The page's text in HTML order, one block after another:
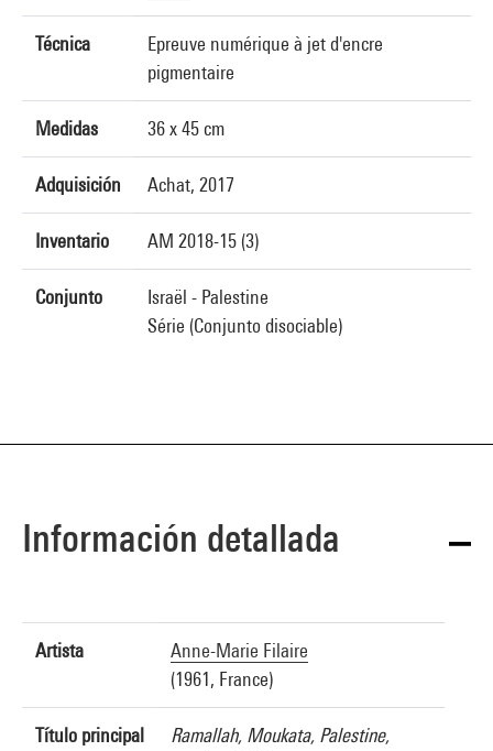
Técnica
Epreuve numérique à jet d'encre
pigmentaire
Medidas 36 x 45 cm
Adquisición Achat, 2017
Inventario AM 2018-15 (3)
Conjunto
Israël - Palestine
Série (Conjunto disociable)
Información detallada
Artista
Anne-Marie Filaire
(1961, France)
Título principal
Ramallah, Moukata, Palestine,